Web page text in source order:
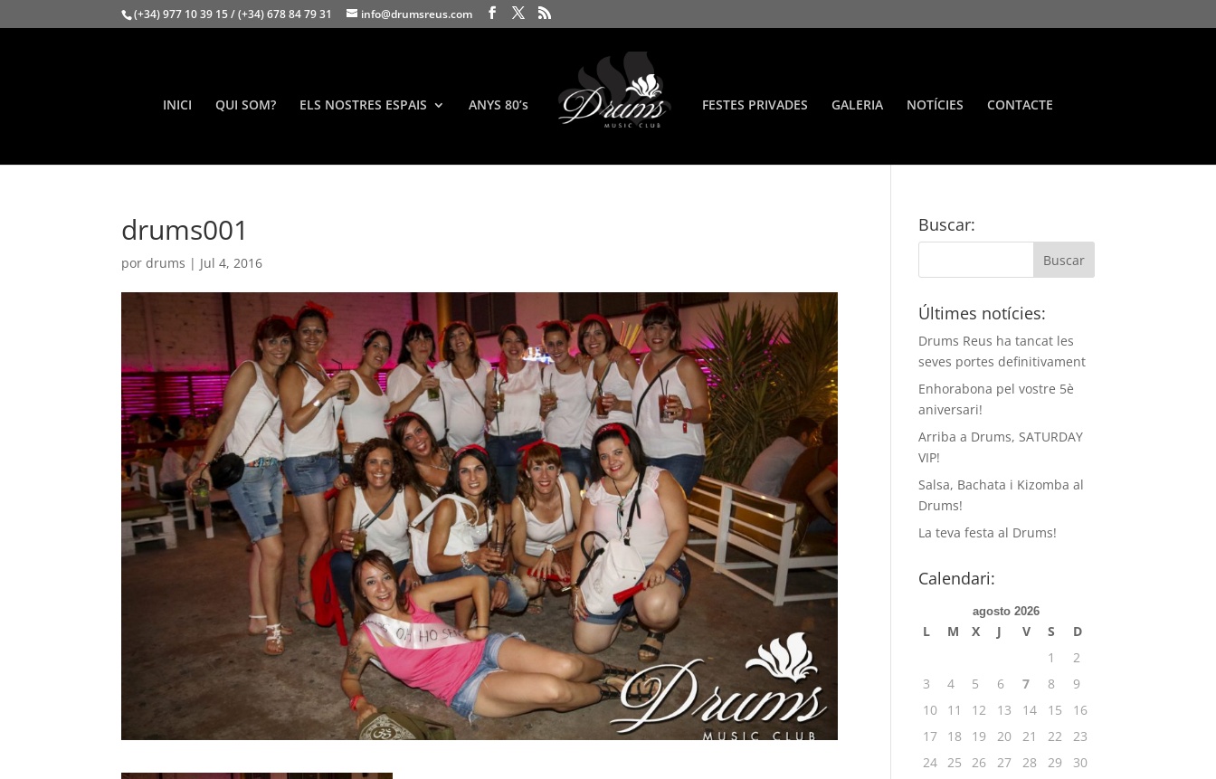
(+34) 977 10 39 15 / (+34) 678 84 79 31 info@drumsreus.com
INICI QUI SOM? ELS NOSTRES ESPAIS ANYS 80’s FESTES PRIVADES GALERIA NOTÍCIES CONTACTE
drums001
pordrums | Jul 4, 2016
Buscar:
Últimes notícies:
Drums Reus ha tancat les
seves portes definitivament
Enhorabona pel vostre 5è
aniversari!
Arriba a Drums, SATURDAY
VIP!
Salsa, Bachata i Kizomba al
Drums!
La teva festa al Drums!
Calendari:
agosto 2026
L M X J V S
D
1
2
3
4 5 6 7 8
9
10
11 12 13 14 15
16
17
18 19 20 21 22
23
24 25 26 27 28 29
30